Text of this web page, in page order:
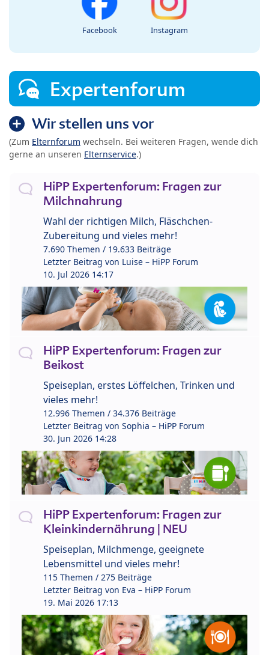
Facebook Instagram
Expertenforum
Wir stellen uns vor
(Zum Elternforum wechseln. Bei weiteren Fragen, wende dich
gerne an unseren Elternservice.)
HiPP Expertenforum: Fragen zur
Milchnahrung
Wahl der richtigen Milch, Fläschchen-
Zubereitung und vieles mehr!
7.690 Themen / 19.633 Beiträge
Letzter Beitrag von Luise – HiPP Forum
10. Jul 2026 14:17
HiPP Expertenforum: Fragen zur
Beikost
Speiseplan, erstes Löffelchen, Trinken und
vieles mehr!
12.996 Themen / 34.376 Beiträge
Letzter Beitrag von Sophia – HiPP Forum
30. Jun 2026 14:28
HiPP Expertenforum: Fragen zur
Kleinkindernährung | NEU
Speiseplan, Milchmenge, geeignete
Lebensmittel und vieles mehr!
115 Themen / 275 Beiträge
Letzter Beitrag von Eva – HiPP Forum
19. Mai 2026 17:13